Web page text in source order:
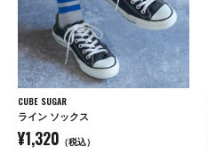
CUBE SUGAR
ライン ソックス
¥1,320 （税込）